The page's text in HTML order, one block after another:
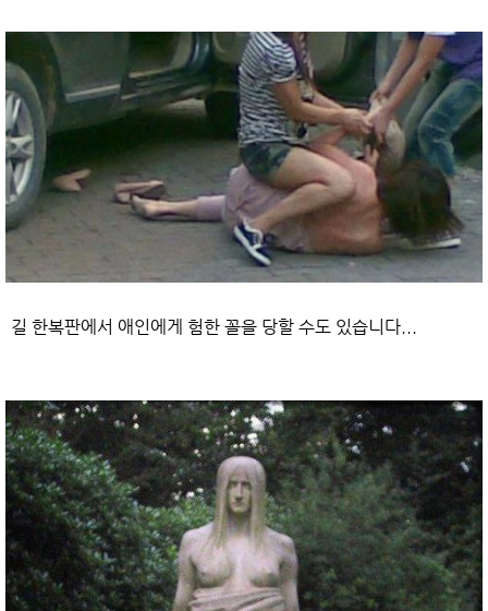
길 한복판에서 애인에게 험한 꼴을 당할 수도 있습니다...